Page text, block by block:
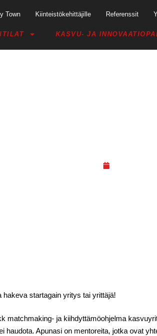
Town Kiinteistökehittäjille Referenssit
KASVU- JA
startagain yritys tai yrittäjä!
matchmaking- ja kiihdyttämöohjelma
haudota. Apunasi on mentoreita, jotka ovat